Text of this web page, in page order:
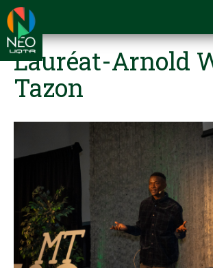
Lauréat-Arnold
Tazon